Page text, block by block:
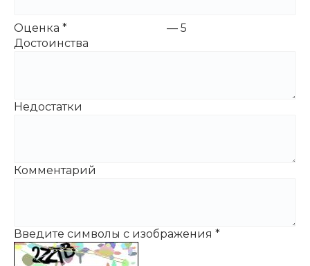
Оценка * — 5
Достоинства
Недостатки
Комментарий
Введите символы с изображения *